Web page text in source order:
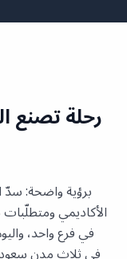
رحلة تصنع
الأكاديمي